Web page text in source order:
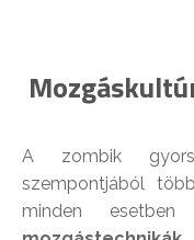
A zombik
szempontjából
minden